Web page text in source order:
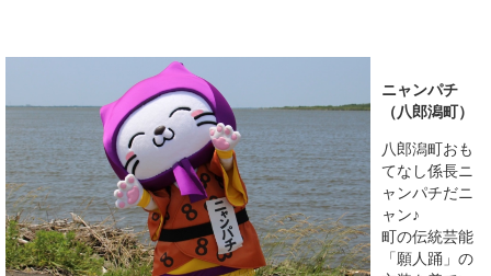
ニャンパチ
（八郎潟町）
八郎潟町おも
てなし係長ニ
ャンパチだニ
ャン♪
町の伝統芸能
「願人踊」の